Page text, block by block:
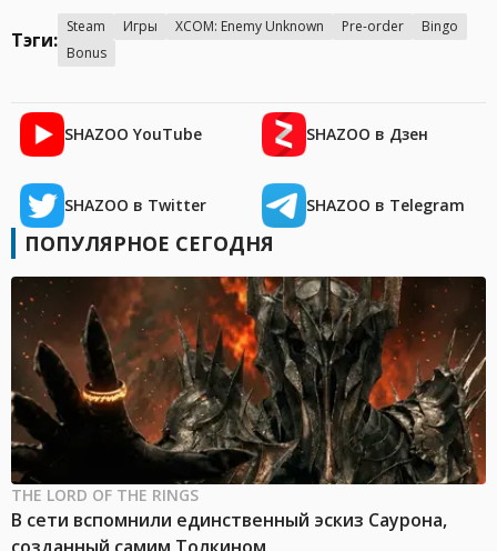
Тэги:
Steam Игры XCOM: Enemy Unknown Pre-order
Bingo
Bonus
SHAZOO YouTube SHAZOO в Дзен
SHAZOO в Twitter SHAZOO в Telegram
ПОПУЛЯРНОЕ СЕГОДНЯ
THE LORD OF THE RINGS
В сети вспомнили единственный эскиз Саурона,